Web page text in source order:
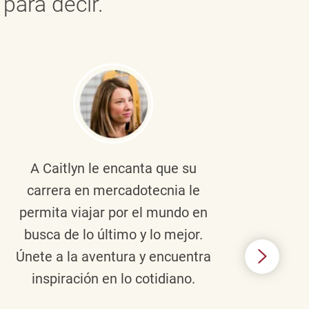
A Caitlyn le encanta que su
carrera en mercadotecnia le
permita viajar por el mundo en
busca de lo último y lo mejor.
Únete a la aventura y encuentra
inspiración en lo cotidiano.